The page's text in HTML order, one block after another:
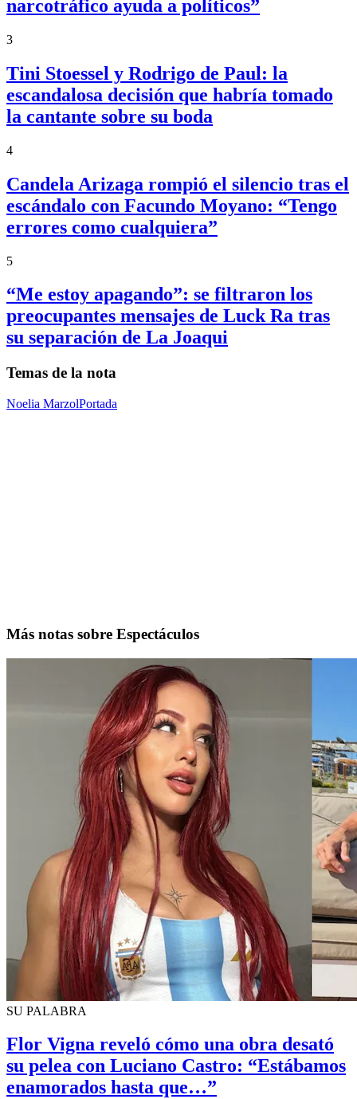
narcotráfico ayuda a políticos”
3
Tini Stoessel y Rodrigo de Paul: la
escandalosa decisión que habría tomado
la cantante sobre su boda
4
Candela Arizaga rompió el silencio tras el
escándalo con Facundo Moyano: “Tengo
errores como cualquiera”
5
“Me estoy apagando”: se filtraron los
preocupantes mensajes de Luck Ra tras
su separación de La Joaqui
Temas de la nota
Noelia MarzolPortada
Más notas sobre Espectáculos
SU PALABRA
Flor Vigna reveló cómo una obra desató
su pelea con Luciano Castro: “Estábamos
enamorados hasta que…”